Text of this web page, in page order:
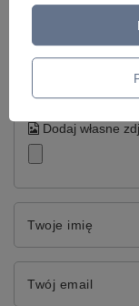
Dodaj własne
Twoje imię
Twój email